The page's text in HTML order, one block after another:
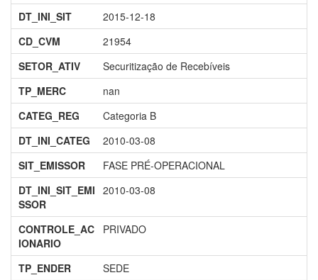
DT_INI_SIT
2015-12-18
CD_CVM
21954
SETOR_ATIV
Securitização de Recebíveis
TP_MERC
nan
CATEG_REG
Categoria B
DT_INI_CATEG
2010-03-08
SIT_EMISSOR
FASE PRÉ-OPERACIONAL
DT_INI_SIT_EMI
SSOR
2010-03-08
CONTROLE_AC
IONARIO
PRIVADO
TP_ENDER
SEDE